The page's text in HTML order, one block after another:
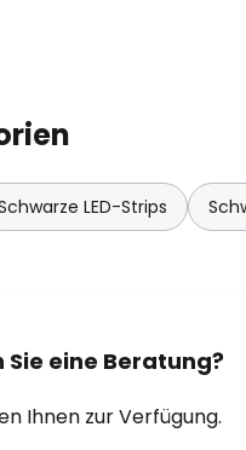
LED-Strips
Sie eine Beratung?
Ihnen zur Verfügung.